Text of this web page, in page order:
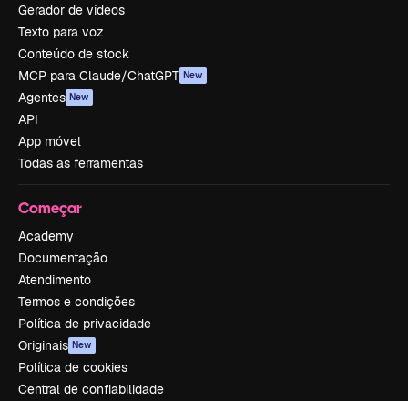
Gerador de vídeos
Texto para voz
Conteúdo de stock
MCP para Claude/ChatGPT New
Agentes New
API
App móvel
Todas as ferramentas
Começar
Academy
Documentação
Atendimento
Termos e condições
Política de privacidade
Originais New
Política de cookies
Central de confiabilidade